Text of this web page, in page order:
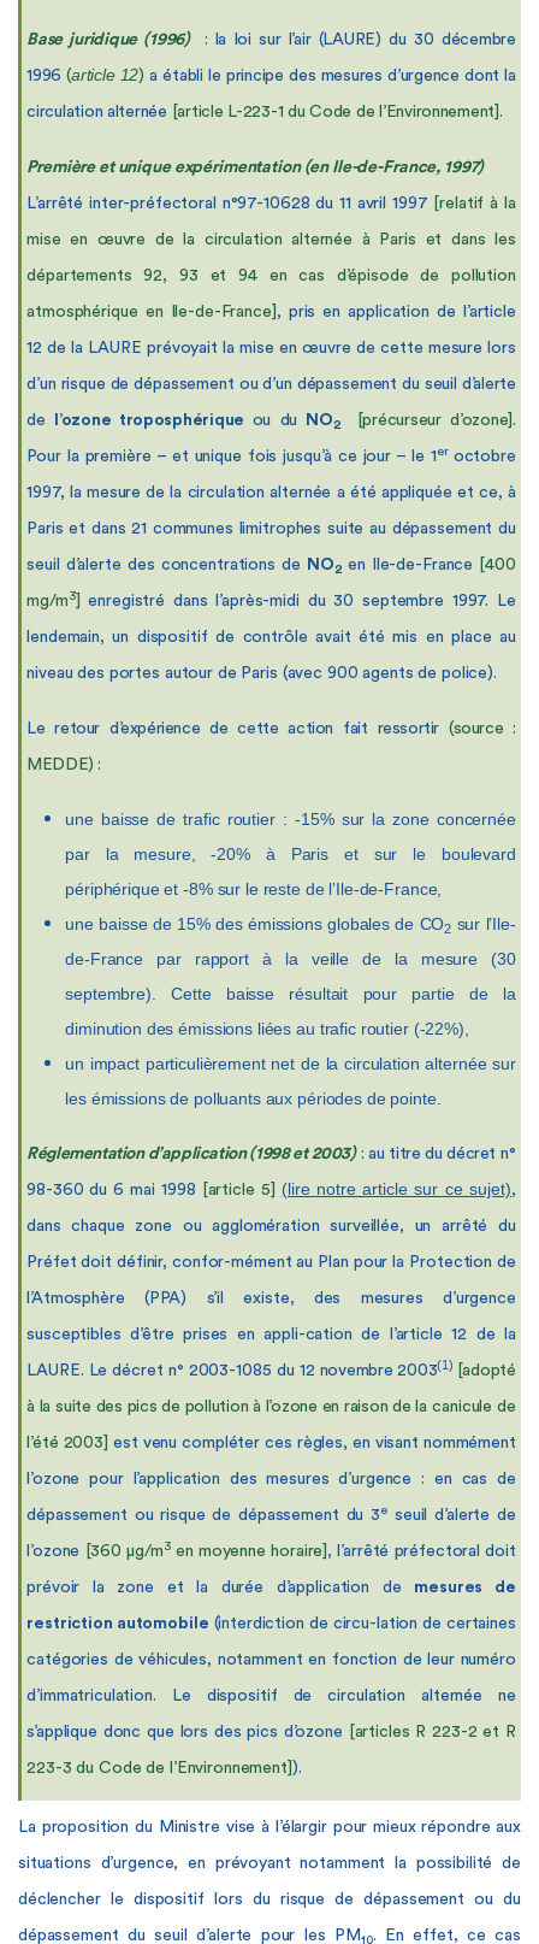
Base juridique (1996) : la loi sur l’air (LAURE) du 30 décembre
1996(article 12)a établi le principe des mesures d’urgence dont la
circulation alternée [article L-223-1 du Code de l’Environnement] .
Première et unique expérimentation (en Ile-de-France, 1997)
L’arrêté inter-préfectoral n°97-10628 du 11 avril 1997 [relatif à la
mise en œuvre de la circulation alternée à Paris et dans les
départements 92, 93 et 94 en cas d’épisode de pollution
atmosphérique en Ile-de-France] , pris en application de l’article
12 de la LAURE prévoyait la mise en œuvre de cette mesure lors
d’un risque de dépassement ou d’un dépassement du seuil d’alerte
de l’ozone troposphérique ou du NO2 [précurseur d’ozone].
Pour la première – et unique fois jusqu’à ce jour – le 1 er octobre
1997, la mesure de la circulation alternée a été appliquée et ce, à
Paris et dans 21 communes limitrophes suite au dépassement du
seuil d’alerte des concentrations de NO2 en Ile-de-France [400
mg/m 3]enregistré dans l’après-midi du 30 septembre 1997. Le
lendemain, un dispositif de contrôle avait été mis en place au
niveau des portes autour de Paris (avec 900 agents de police).
Le retour d’expérience de cette action fait ressortir (source :
MEDDE) :
une baisse de trafic routier : -15% sur la zone concernée
par la mesure, -20% à Paris et sur le boulevard
périphérique et -8% sur le reste de l’Ile-de-France,
une baisse de 15% des émissions globales de CO2 sur l’Ile-
de-France par rapport à la veille de la mesure (30
septembre). Cette baisse résultait pour partie de la
diminution des émissions liées au trafic routier (-22%),
un impact particulièrement net de la circulation alternée sur
les émissions de polluants aux périodes de pointe.
Réglementation d’application (1998 et 2003): au titre du décretn°
98-360 du 6 mai 1998 [article 5] (lire notre article sur ce sujet),
dans chaque zone ou agglomération surveillée, un arrêté du
Préfet doit définir, confor-mément au Plan pour la Protection de
l’Atmosphère (PPA) s’il existe, des mesures d’urgence
susceptibles d’être prises en appli-cation de l’article 12 de la
LAURE. Le décret n° 2003-1085 du 12 novembre 2003(1) [adopté
à la suite des pics de pollution à l’ozone en raison de la canicule de
l’été 2003] est venu compléter ces règles, en visant nommément
l’ozone pour l’application des mesures d’urgence : en cas de
dépassement ou risque de dépassement du 3 e seuil d’alerte de
l’ozone [360 µg/m 3en moyenne horaire] , l’arrêté préfectoral doit
prévoir la zone et la durée d’application de mesures de
restriction automobile (interdiction de circu-lation de certaines
catégories de véhicules, notamment en fonction de leur numéro
d’immatriculation. Le dispositif de circulation alternée ne
s’applique donc que lors des pics d’ozone [articles R 223-2 et R
223-3 du Code de l’Environnement] ).
La proposition du Ministre vise à l’élargir pour mieux répondre aux
situations d’urgence, en prévoyant notamment la possibilité de
déclencher le dispositif lors du risque de dépassement ou du
dépassement du seuil d’alerte pour les PM 10. En effet, ce cas